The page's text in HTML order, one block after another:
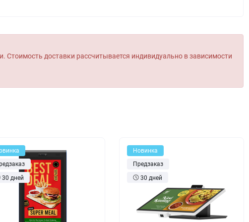
Стоимость доставки рассчитывается индивидуально в зависимости
30 дней
Новинка
Предзаказ
30 дней